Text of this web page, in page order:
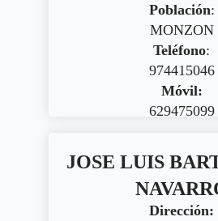
Población:
MONZON
Teléfono:
974415046
Móvil:
629475099
JOSE LUIS
Dirección: